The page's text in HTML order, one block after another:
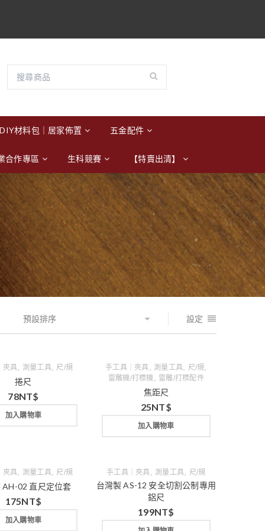
DIY材料包｜居家佈置 五金配件
合作專區 生科競賽 【特賣出清】
設定
預設排序
夾具 測量工具, 尺/規
捲尺
78NT$
加入購物車
手工具｜夾具 測量工具 尺/規
雷雕機/打標機 雷雕/打標配件
焦距尺
25NT$
加入購物車
夾具 測量工具, 尺/規
AH-02 直尺定位套
175NT$
加入購物車
手工具｜夾具 測量工具 尺/規
台灣製 AS-12 安全切割公制專用
鋁尺
199NT$